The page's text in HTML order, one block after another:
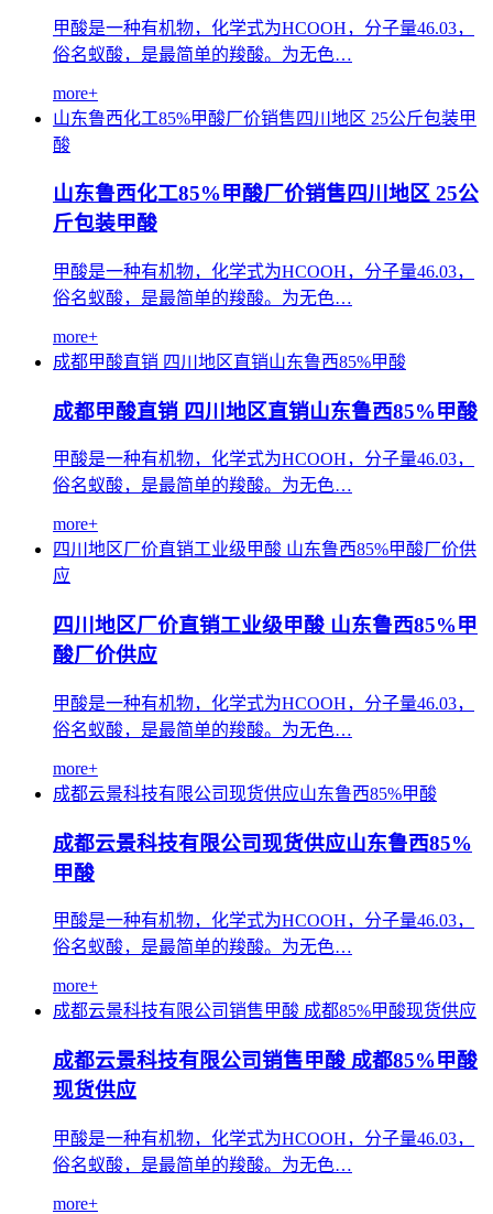
甲酸是一种有机物，化学式为HCOOH，分子量46.03，
俗名蚁酸，是最简单的羧酸。为无色…
more+
山东鲁西化工85%甲酸厂价销售四川地区 25公斤包装甲
酸
山东鲁西化工85%甲酸厂价销售四川地区 25公
斤包装甲酸
甲酸是一种有机物，化学式为HCOOH，分子量46.03，
俗名蚁酸，是最简单的羧酸。为无色…
more+
成都甲酸直销 四川地区直销山东鲁西85%甲酸
成都甲酸直销 四川地区直销山东鲁西85%甲酸
甲酸是一种有机物，化学式为HCOOH，分子量46.03，
俗名蚁酸，是最简单的羧酸。为无色…
more+
四川地区厂价直销工业级甲酸 山东鲁西85%甲酸厂价供
应
四川地区厂价直销工业级甲酸 山东鲁西85%甲
酸厂价供应
甲酸是一种有机物，化学式为HCOOH，分子量46.03，
俗名蚁酸，是最简单的羧酸。为无色…
more+
成都云景科技有限公司现货供应山东鲁西85%甲酸
成都云景科技有限公司现货供应山东鲁西85%
甲酸
甲酸是一种有机物，化学式为HCOOH，分子量46.03，
俗名蚁酸，是最简单的羧酸。为无色…
more+
成都云景科技有限公司销售甲酸 成都85%甲酸现货供应
成都云景科技有限公司销售甲酸 成都85%甲酸
现货供应
甲酸是一种有机物，化学式为HCOOH，分子量46.03，
俗名蚁酸，是最简单的羧酸。为无色…
more+